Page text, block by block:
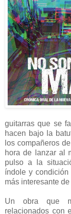
guitarras que se
hacen bajo la
los compañeros de
hora de lanzar al
pulso a la
índole y condición
más interesante
Un obra que
relacionados con